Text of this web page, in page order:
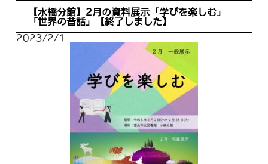
【水橋分館】2月の資料展示「学びを楽しむ」
「世界の昔話」【終了しました】
2023/2/1